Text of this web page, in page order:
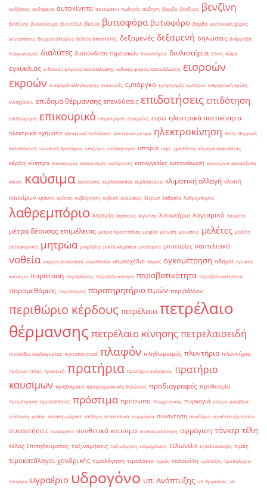
αυξήσεις αυξημένα αυτοκίνητα αυτόματοι πωλητές αύξηση βαρέλι βενζίνες βενζίνη
βενζίνης βιοκαύσιμα βιοντίζελ βυτίο βυτιοφόρα βυτιοφόρο βόμβα γειτονικές χώρες
γεωτρήσεις δειγματοληψίες δελτίο αποστολής δεξαμενές δεξαμενή δηλώσεις διάρρηξη
διαγωνισμός διαλύτες διασύνδεση ταμειακών δικαστήριο διυλιστήρια δόση δώρα
εγκύκλιος ειδικούς φόρους κατανάλωσης ειδικός φόρος κατανάλωσης εισροών
εκροών εισφορά αλληλεγγύης εισφορές εμπάργκο εμπρησμός εμπόριο ενεργειακή κρίση
ενισχύσεις επίδομα θέρμανσης επενδύσεις επιδοτήσεις επιδότηση
επιθεώρηση επικουρικό επιμέτρηση εταιρείες ευρώ ηλεκτρικά αυτοκίνητα
ηλεκτρικά οχήματα ηλεκτρικά ποδήλατα ηλεκτρικό ρεύμα ηλεκτροκίνηση θέση θερμική
καταπόνηση ιδιωτικά πρατήρια ισοζύγιο ισολογισμοί ιστορία ισχύ ιχνηθέτης κάμερα ασφαλείας
κέρδη κίνητρα κακοκαιρία κανονισμός κατάρτιση καταγγελίες κατανάλωση καυσίμων καυσόξυλα
καύσι καύσιμα καύσωνας κερδοσκοπία κερδοφορία κλιματική αλλαγή κλοπή
καυσίμων κράνος κράτος κυβέρνηση κυβικά κυρώσεις λίτρων λαθραία λαθρεμπορία
λαθρεμπόριο ληστεία ληστείες λιγνίτης λιπαντήρια λογισμικό λουκέτο
μέτρα δέουσας επιμέλειας μέτρα προστασίας μαφία μείωση μειώσεις μελέτες μελέτη
μεταφορικές μητρώα μικρόβια μικτά κλιμάκια μπαταρία μπαταρίες ναυτιλιακό
νοθεία νομιμη διακίνηση νομοθεσία νομοσχέδιο νόμος ογκομέτρηση οδηγοί ορυκτά
καύσιμα παράταση παραβάσεις παραβάτικότητα παραβατικότητα παραβατικότητατα
παραμεθόριος παραπομπή παρατηρητήριο τιμών περιβάλλον
περιθώριο κέρδους πετρέλαιο πετρέλαιο
θέρμανσης πετρέλαιο κίνησηςπετρελαιοειδή
πινακίδες κυκλοφορίας πιστοποιητικά πλαφόν πληθωρισμός πλυντήρια πλυντήριο
πράσινο τέλος πρακτικό πρατήρια πρατήριο ενέργειας πρατήριο
καυσίμων προβλήματα προγραμματικές δηλώσεις προδιαγραφές προθεσμία
προμέτρηση πρωταθλητές πρόστιμα πρόσωπα πτωχευτικός πυρκαγιά ρεύμα ρούβλια
ρύπανση ρύποι σούπερ μάρκετ στάθμη στατιστικά συμμορία συνάντηση συνέδριο συνέντευξη τύπου
συναντήσεις συνεργεία συνθετικά καύσιμα συνταξιοδότηση σφράγιση τάνκερ τέλη
τέλος Επιτηδεύματος ταξινομήσεις ταξινόμηση τεκμηρίωση τελωνείο τηλεδιάσκεψη τιμές
τιμοκατάλογοι χονδρικής τιμολόγηση τιμολόγιο τιμών τολουόλη τράπεζες τροπολογία
τσιγάρο υγραέριο υδρογόνο υπ. Ανάπτυξης υπ. Εργασίας υπ.